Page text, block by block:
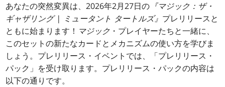
あなたの突然変異は、2026年2月27日の 『マジック：ザ・
ギャザリング | ミュータント タートルズ』 プレリリースと
ともに始まります！ マジック ・プレイヤーたちと一緒に、
このセットの新たなカードとメカニズムの使い方を学びま
しょう。プレリリース・イベントでは、「プレリリース・
パック」を受け取ります。プレリリース・パックの内容は
以下の通りです。